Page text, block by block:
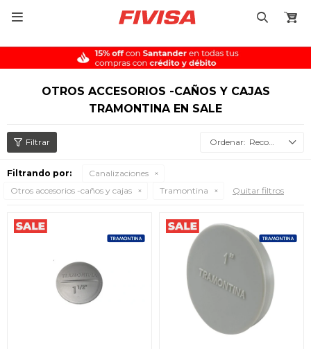

OTROS ACCESORIOS -CAÑOS Y CAJAS
TRAMONTINA EN SALE
Recomendados
Filtrando por:
Canalizaciones
Otros accesorios -caños y cajas
Tramontina Quitar filtros